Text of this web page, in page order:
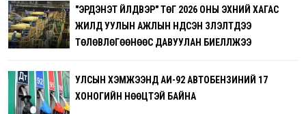
"ЭРДЭНЭТ ҮЙЛДВЭР" ТӨҮГ 2026 ОНЫ ЭХНИЙ ХАГАС
ЖИЛД УУЛЫН АЖЛЫН ҮНДСЭН ҮЗҮҮЛЭЛТҮҮДЭЭ
ТӨЛӨВЛӨГӨӨНӨӨС ДАВУУЛАН БИЕЛҮҮЛЖЭЭ
УЛСЫН ХЭМЖЭЭНД АИ-92 АВТОБЕНЗИНИЙ 17
ХОНОГИЙН НӨӨЦТЭЙ БАЙНА